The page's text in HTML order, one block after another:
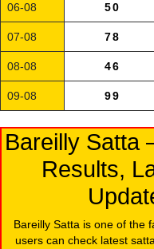
06-08 50
07-08 78
08-08 46
09-08 99
Bareilly Satta
Results,
Bareilly Satta is one of the
users can check latest